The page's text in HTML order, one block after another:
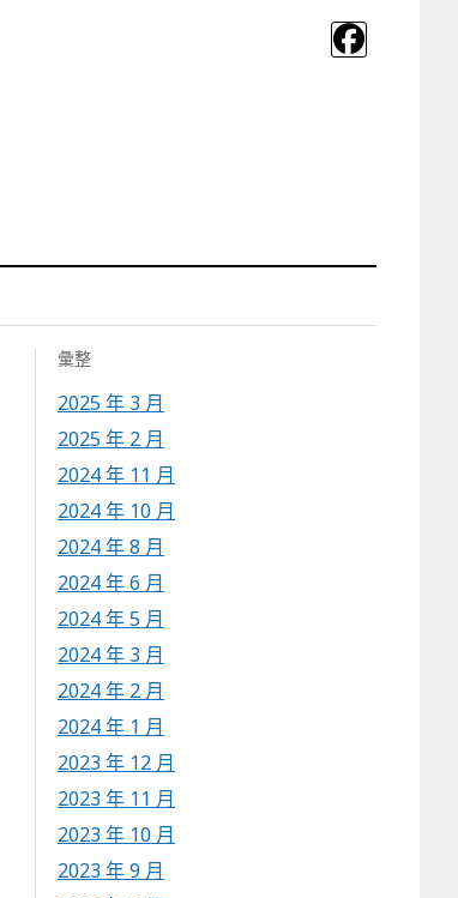
彙整
2025 年 3 月
2025 年 2 月
2024 年 11 月
2024 年 10 月
2024 年 8 月
2024 年 6 月
2024 年 5 月
2024 年 3 月
2024 年 2 月
2024 年 1 月
2023 年 12 月
2023 年 11 月
2023 年 10 月
2023 年 9 月